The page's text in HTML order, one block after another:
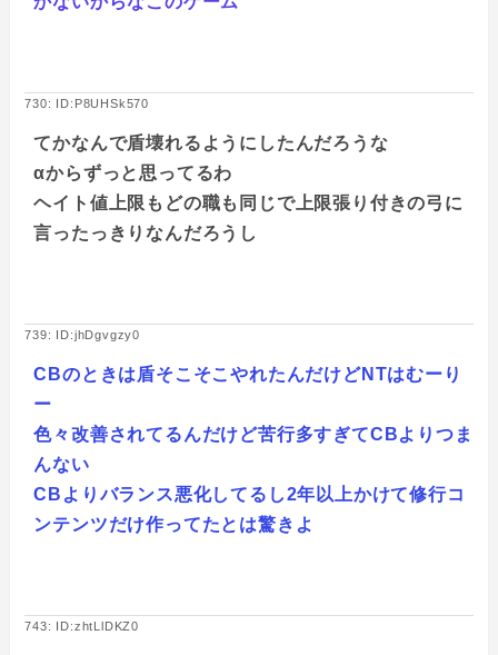
730: ID:P8UHSk570
てかなんで盾壊れるようにしたんだろうな
αからずっと思ってるわ
ヘイト値上限もどの職も同じで上限張り付きの弓に
言ったっきりなんだろうし
739: ID:jhDgvgzy0
CBのときは盾そこそこやれたんだけどNTはむーり
ー
色々改善されてるんだけど苦行多すぎてCBよりつま
んない
CBよりバランス悪化してるし2年以上かけて修行コ
ンテンツだけ作ってたとは驚きよ
743: ID:zhtLlDKZ0